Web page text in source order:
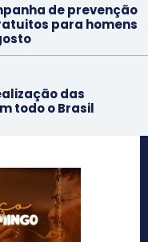
de prevenção
para homens
das
todo o Brasil